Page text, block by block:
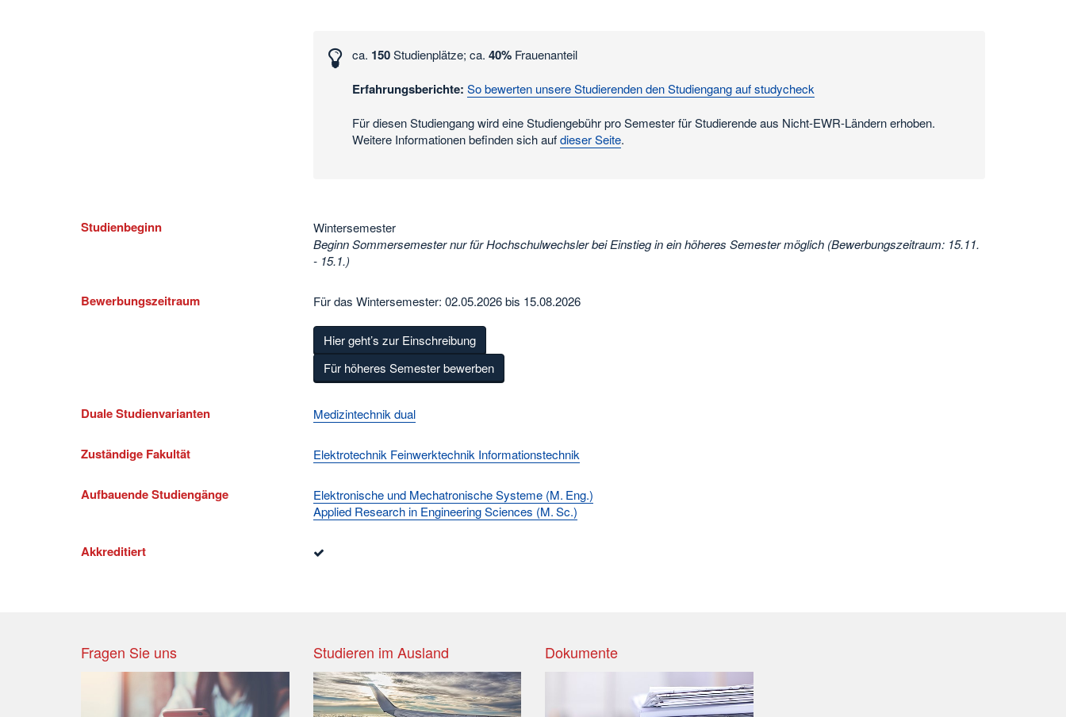
ca. 150Studienplätze; ca. 40%Frauenanteil
Erfahrungsberichte: So bewerten unsere Studierenden den Studiengang auf studycheck
Für diesen Studiengang wird eine Studiengebühr pro Semester für Studierende aus Nicht-EWR-Ländern erhoben.
Weitere Informationen befinden sich aufdieser Seite.
Studienbeginn
Wintersemester
Beginn Sommersemester nur für Hochschulwechsler bei Einstieg in ein höheres Semester möglich (Bewerbungszeitraum: 15.11.
- 15.1.)
Bewerbungszeitraum Für das Wintersemester: 02.05.2026 bis 15.08.2026
Hier geht’s zur Einschreibung
Für höheres Semester bewerben
Duale Studienvarianten Medizintechnik dual
Zuständige Fakultät Elektrotechnik Feinwerktechnik Informationstechnik
Aufbauende Studiengänge
Elektronische und Mechatronische Systeme (M. Eng.)
Applied Research in Engineering Sciences (M. Sc.)
Akkreditiert
Fragen Sie uns Studieren im Ausland Dokumente